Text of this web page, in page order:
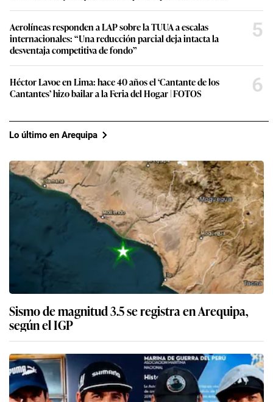
Aerolíneas responden a LAP sobre la TUUA a escalas
internacionales: “Una reducción parcial deja intacta la
desventaja competitiva de fondo”
5
Héctor Lavoe en Lima: hace 40 años el ‘Cantante de los
Cantantes’ hizo bailar a la Feria del Hogar | FOTOS
6
Lo último en Arequipa
Sismo de magnitud 3.5 se registra en Arequipa,
según el IGP